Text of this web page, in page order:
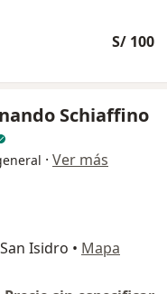
S/ 100
Schiaffino
· Ver más
Isidro • Mapa